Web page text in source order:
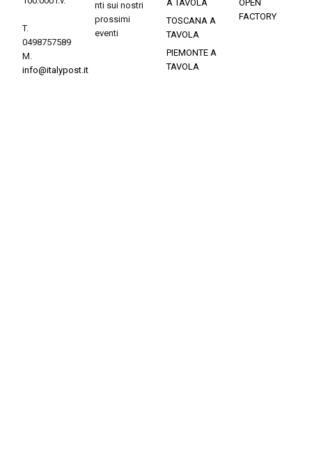
T.
0498757589
M.
info@italypost.it
nti sui nostri
prossimi
eventi
A TAVOLA
TOSCANA A
TAVOLA
PIEMONTE A
TAVOLA
OPEN
FACTORY